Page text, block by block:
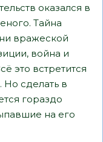
оказался в
Тайна
вражеской
война и
это встретится
Но сделать в
гораздо
на его